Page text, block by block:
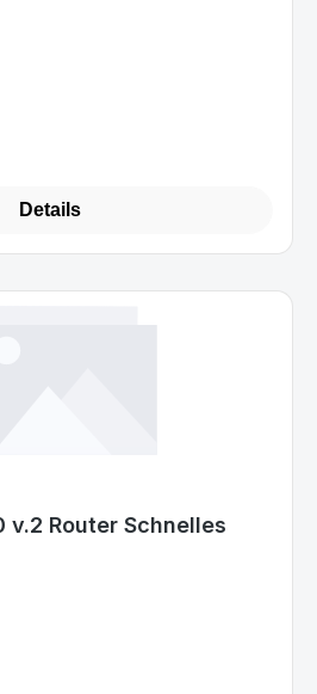
Details
v.2 Router Schnelles